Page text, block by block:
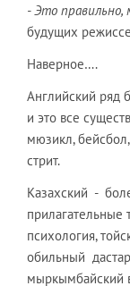
- Это
будущих
Наверное….
Английский ряд
и это все
мюзикл,
стрит.
Казахский -
психология,
обильный
мыркымбайский